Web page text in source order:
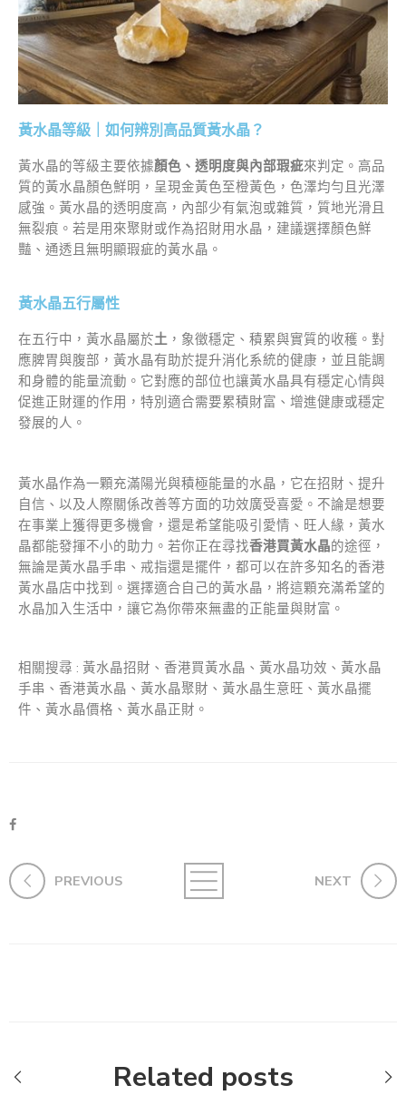
黃水晶等級｜如何辨別高品質黃水晶？
黃水晶的等級主要依據顏色、透明度與內部瑕疵來判定。高品
質的黃水晶顏色鮮明，呈現金黃色至橙黃色，色澤均勻且光澤
感強。黃水晶的透明度高，內部少有氣泡或雜質，質地光滑且
無裂痕。若是用來聚財或作為招財用水晶，建議選擇顏色鮮
豔、通透且無明顯瑕疵的黃水晶。
黃水晶五行屬性
在五行中，黃水晶屬於土 ，象徵穩定、積累與實質的收穫。對
應脾胃與腹部，黃水晶有助於提升消化系統的健康，並且能調
和身體的能量流動。它對應的部位也讓黃水晶具有穩定心情與
促進正財運的作用，特別適合需要累積財富、增進健康或穩定
發展的人。
黃水晶作為一顆充滿陽光與積極能量的水晶，它在招財、提升
自信、以及人際關係改善等方面的功效廣受喜愛。不論是想要
在事業上獲得更多機會，還是希望能吸引愛情、旺人緣，黃水
晶都能發揮不小的助力。若你正在尋找香港買黃水晶的途徑，
無論是黃水晶手串、戒指還是擺件，都可以在許多知名的香港
黃水晶店中找到。選擇適合自己的黃水晶，將這顆充滿希望的
水晶加入生活中，讓它為你帶來無盡的正能量與財富。
相關搜尋 : 黃水晶招財、香港買黃水晶、黃水晶功效、黃水晶
手串、香港黃水晶、黃水晶聚財、黃水晶生意旺、黃水晶擺
件、黃水晶價格、黃水晶正財。
PREVIOUS NEXT
Related posts